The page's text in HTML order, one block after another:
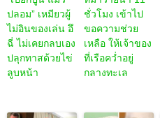
ปลอม” เหมียวผู้
ไม่อินของเล่น อึ
ฉี่ ไม่เคยกลบเอง
ปลุกทาสด้วยไข่
ลูบหน้า
ชั่วโมง เข้าไป
ขอความช่วย
เหลือ ให้เจ้าของ
ที่เรือคว่ำอยู่
กลางทะเล